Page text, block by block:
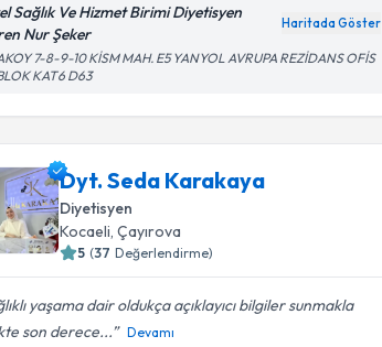
Sağlık Ve Hizmet Birimi Diyetisyen
Nur Şeker
Haritada Göster
7-8-9-10 KİSM MAH. E5 YANYOL AVRUPA REZİDANS OFİS
KAT6 D63
Dyt. Seda Karakaya
Diyetisyen
Kocaeli , Çayırova
5 (37 Değerlendirme)
yaşama dair oldukça açıklayıcı bilgiler sunmakla
son derece...
Devamı